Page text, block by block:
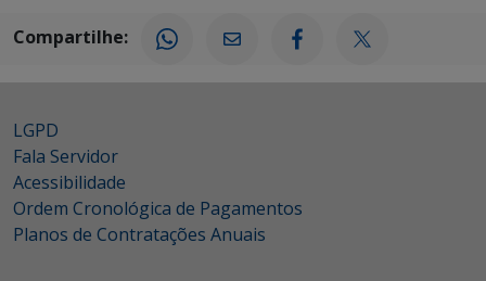
Compartilhe:
LGPD
Fala Servidor
Acessibilidade
Ordem Cronológica de Pagamentos
Planos de Contratações Anuais